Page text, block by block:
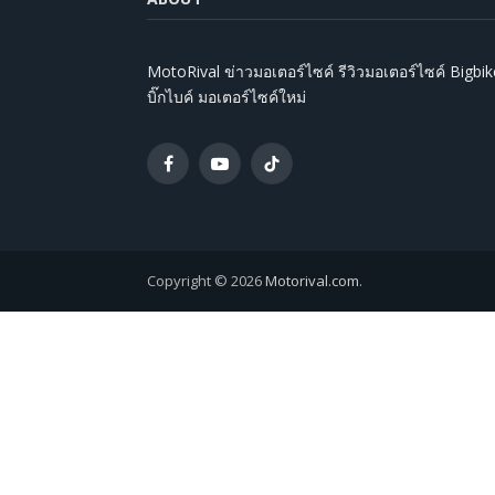
MotoRival ข่าวมอเตอร์ไซค์ รีวิวมอเตอร์ไซค์
บิ๊กไบค์ มอเตอร์ไซค์ใหม่
FacebookYouTubeTikTok
Copyright © 2026Motorival.com.